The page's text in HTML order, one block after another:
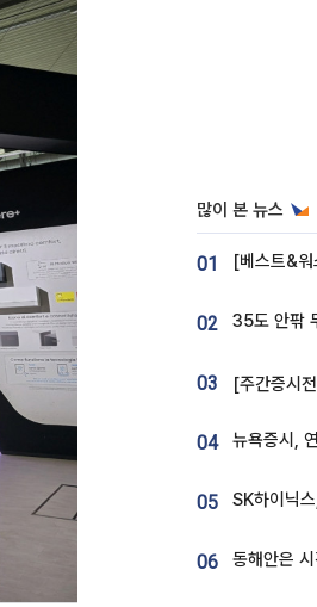
많이 본 뉴스
01
02
03
04
05
06